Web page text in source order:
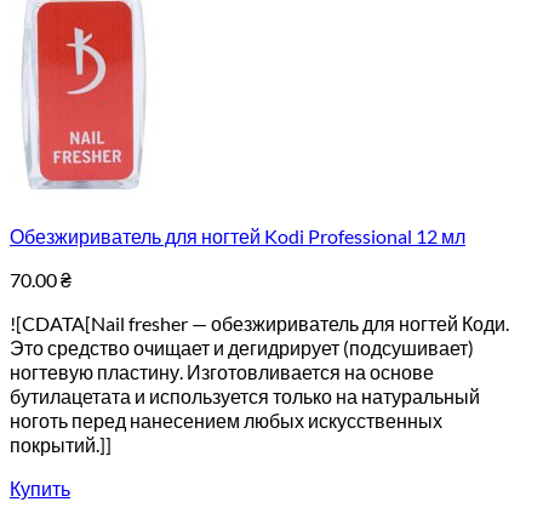
Обезжириватель для ногтей Kodi Professional 12 мл
70.00₴
![CDATA[Nail fresher — обезжириватель для ногтей Коди.
Это средство очищает и дегидрирует (подсушивает)
ногтевую пластину. Изготовливается на основе
бутилацетата и используется только на натуральный
ноготь перед нанесением любых искусственных
покрытий.]]
Купить